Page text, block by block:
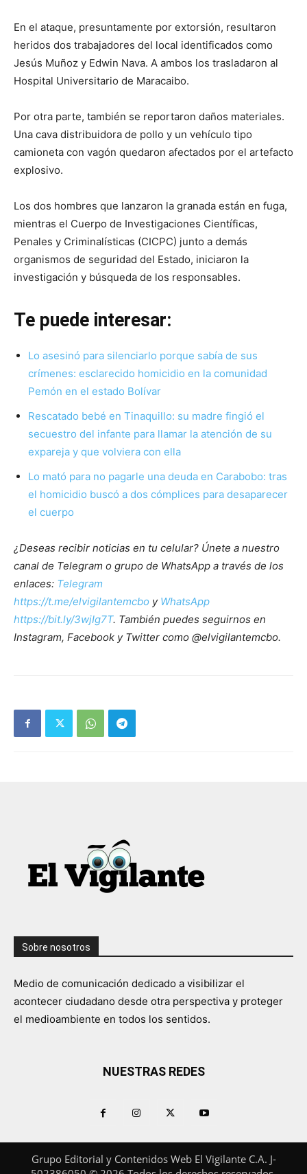
En el ataque, presuntamente por extorsión, resultaron
heridos dos trabajadores del local identificados como
Jesús Muñoz y Edwin Nava. A ambos los trasladaron al
Hospital Universitario de Maracaibo.
Por otra parte, también se reportaron daños materiales.
Una cava distribuidora de pollo y un vehículo tipo
camioneta con vagón quedaron afectados por el artefacto
explosivo.
Los dos hombres que lanzaron la granada están en fuga,
mientras el Cuerpo de Investigaciones Científicas,
Penales y Criminalísticas (CICPC) junto a demás
organismos de seguridad del Estado, iniciaron la
investigación y búsqueda de los responsables.
Te puede interesar:
Lo asesinó para silenciarlo porque sabía de sus
crímenes: esclarecido homicidio en la comunidad
Pemón en el estado Bolívar
Rescatado bebé en Tinaquillo: su madre fingió el
secuestro del infante para llamar la atención de su
expareja y que volviera con ella
Lo mató para no pagarle una deuda en Carabobo: tras
el homicidio buscó a dos cómplices para desaparecer
el cuerpo
¿Deseas recibir noticias en tu celular? Únete a nuestro
canal de Telegram o grupo de WhatsApp a través de los
enlaces: Telegram
https://t.me/elvigilantemcbo y WhatsApp
https://bit.ly/3wjIg7T. También puedes seguirnos en
Instagram, Facebook y Twitter como @elvigilantemcbo.
Sobre nosotros
Medio de comunicación dedicado a visibilizar el
acontecer ciudadano desde otra perspectiva y proteger
el medioambiente en todos los sentidos.
NUESTRAS REDES
Grupo Editorial y Contenidos Web El Vigilante C.A. J-